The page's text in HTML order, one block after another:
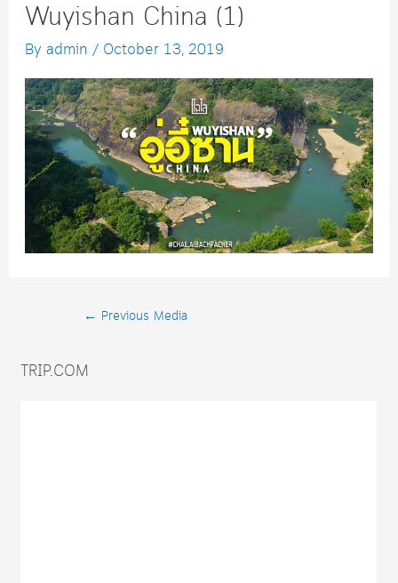
Wuyishan China (1)
By admin / October 13, 2019
Post← Previous Media
TRIP.COM